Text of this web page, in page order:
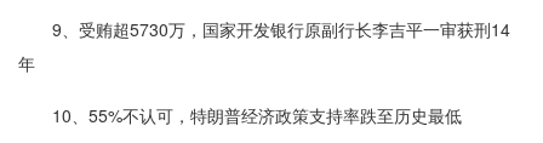
9、受贿超5730万，国家开发银行原副行长李吉平一审获刑14
年
10、55%不认可，特朗普经济政策支持率跌至历史最低